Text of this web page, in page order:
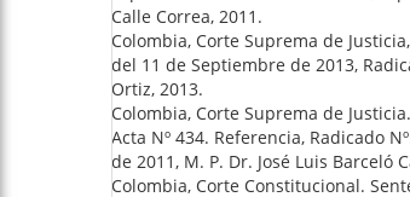
Calle Correa, 2011.
Colombia, Corte Suprema de
del 11 de Septiembre de 2013,
Ortiz, 2013.
Colombia, Corte Suprema de
Acta Nº 434. Referencia, Radicado
de 2011, M. P. Dr. José Luis Barceló
Colombia, Corte Constitucional.